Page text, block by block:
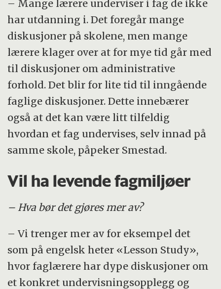
– Mange lærere underviser i fag de ikke
har utdanning i. Det foregår mange
diskusjoner på skolene, men mange
lærere klager over at for mye tid går med
til diskusjoner om administrative
forhold. Det blir for lite tid til inngående
faglige diskusjoner. Dette innebærer
også at det kan være litt tilfeldig
hvordan et fag undervises, selv innad på
samme skole, påpeker Smestad.
Vil ha levende fagmiljøer
– Hva bør det gjøres mer av?
– Vi trenger mer av for eksempel det
som på engelsk heter «Lesson Study»,
hvor faglærere har dype diskusjoner om
et konkret undervisningsopplegg og